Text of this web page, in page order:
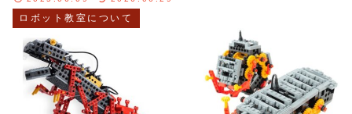
ロボット教室について